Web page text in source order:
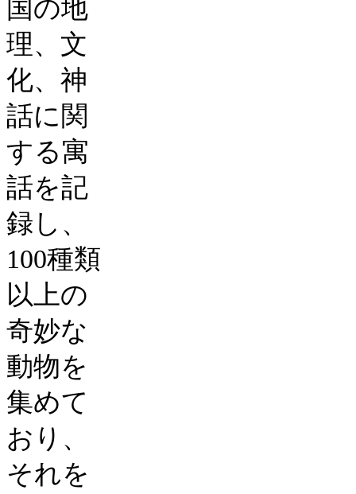
国の地
理、文
化、神
話に関
する寓
話を記
録し、
100種類
以上の
奇妙な
動物を
集めて
おり、
それを